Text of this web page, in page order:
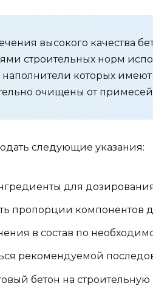
высокого качества
строительных норм
наполнители которых
очищены от
следующие указания:
для
пропорции компонентов
в состав по
рекомендуемой
бетон на